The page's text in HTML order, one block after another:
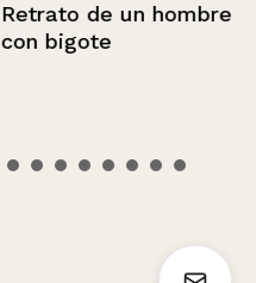
Retrato de un hombre
con bigote